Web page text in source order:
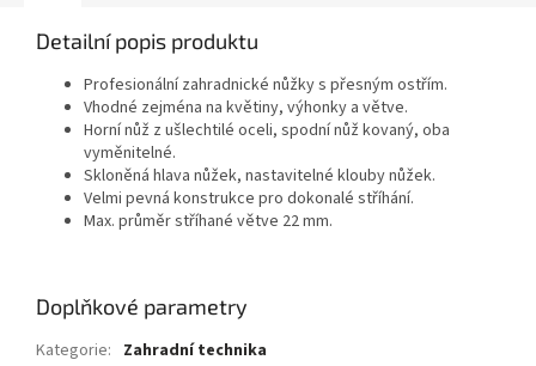
Detailní popis produktu
Profesionální zahradnické nůžky s přesným ostřím.
Vhodné zejména na květiny, výhonky a větve.
Horní nůž z ušlechtilé oceli, spodní nůž kovaný, oba
vyměnitelné.
Skloněná hlava nůžek, nastavitelné klouby nůžek.
Velmi pevná konstrukce pro dokonalé stříhání.
Max. průměr stříhané větve 22 mm.
Doplňkové parametry
Kategorie: Zahradní technika